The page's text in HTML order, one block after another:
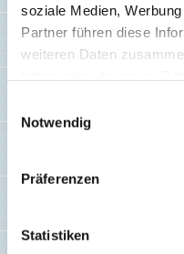
soziale Medien,
Partner führen diese
weiteren Daten
Notwendig
Präferenzen
Statistiken
Weiterlesen...